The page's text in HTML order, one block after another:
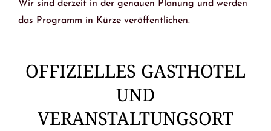
Wir sind derzeit in der genauen Planung und werden
das Programm in Kürze veröffentlichen.
OFFIZIELLES GASTHOTEL
UND
VERANSTALTUNGSORT